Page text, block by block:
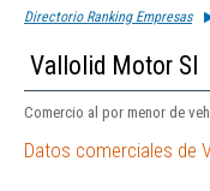
Directorio Ranking Empresas
Vallolid Motor Sl
Comercio al por menor de
Datos comerciales de